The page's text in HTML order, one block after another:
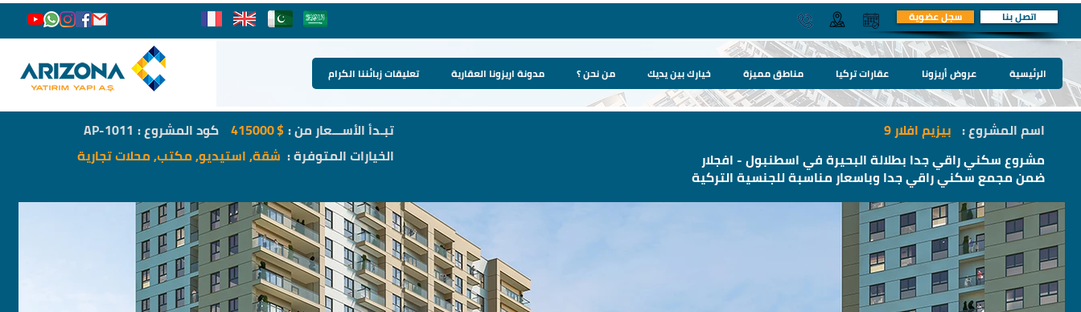
سجل عضوية اتصل بنا
الرئيسية عروض أريزونا عقارات تركيا مناطق مميزة خيارك بين يديك من نحن ؟ مدونة اريزونا العقارية تعليقات زبائننا الكرام
AP-1011 كود المشروع : 415000 تبـدأ الأســـعار من : $
شقة, استيديو, مكتب, محلات تجارية الخيارات المتوفرة :
بيزيم افلار 9 اسم المشروع :
مشروع سكني راقي جدا بطلالة البحيرة في اسطنبول - افجلار
ضمن مجمع سكني راقي جدا وباسعار مناسبة للجنسية التركية